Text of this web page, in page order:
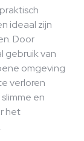
ideaal zijn
Door
gebruik van
omgeving
verloren
en
het